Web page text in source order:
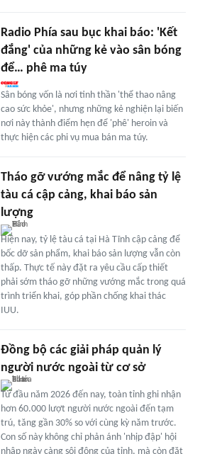
Radio Phía sau bục khai báo: 'Kết
đắng' của những kẻ vào sân bóng
để… phê ma túy
Sân bóng vốn là nơi tinh thần 'thể thao nâng
cao sức khỏe', nhưng những kẻ nghiện lại biến
nơi này thành điểm hẹn để 'phê' heroin và
thực hiện các phi vụ mua bán ma túy.
Tháo gỡ vướng mắc để nâng tỷ lệ
tàu cá cập cảng, khai báo sản
lượng
Hiện nay, tỷ lệ tàu cá tại Hà Tĩnh cập cảng để
bốc dỡ sản phẩm, khai báo sản lượng vẫn còn
thấp. Thực tế này đặt ra yêu cầu cấp thiết
phải sớm tháo gỡ những vướng mắc trong quá
trình triển khai, góp phần chống khai thác
IUU.
Đồng bộ các giải pháp quản lý
người nước ngoài từ cơ sở
Từ đầu năm 2026 đến nay, toàn tỉnh ghi nhận
hơn 60.000 lượt người nước ngoài đến tạm
trú, tăng gần 30% so với cùng kỳ năm trước.
Con số này không chỉ phản ánh 'nhịp đập' hội
nhập ngày càng sôi động của tỉnh, mà còn đặt